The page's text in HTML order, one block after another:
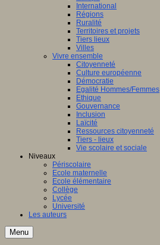
International
Régions
Ruralité
Territoires et projets
Tiers lieux
Villes
Vivre ensemble
Citoyenneté
Culture européenne
Démocratie
Egalité Hommes/Femmes
Ethique
Gouvernance
Inclusion
Laïcité
Ressources citoyenneté
Tiers - lieux
Vie scolaire et sociale
Niveaux
Périscolaire
Ecole maternelle
Ecole élémentaire
Collège
Lycée
Université
Les auteurs
Menu